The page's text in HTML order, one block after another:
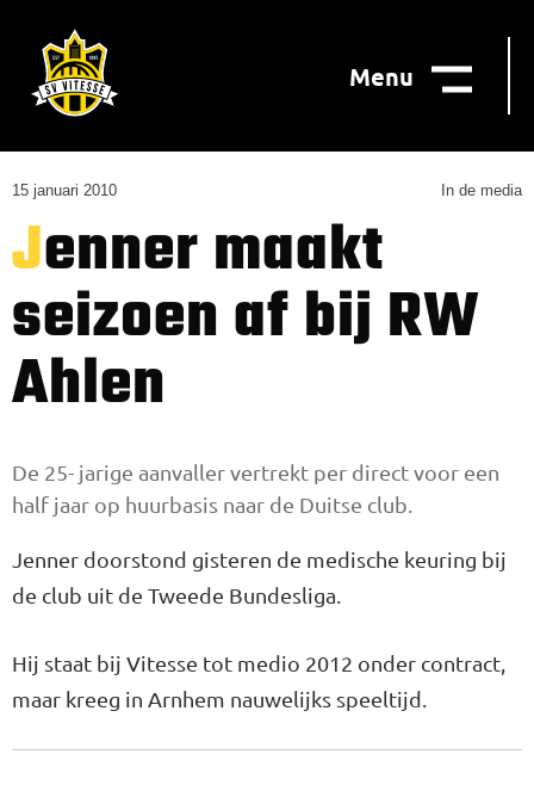
Menu
15 januari 2010 In de media
Jenner maakt
seizoen af bij RW
Ahlen
De 25- jarige aanvaller vertrekt per direct voor een
half jaar op huurbasis naar de Duitse club.
Jenner doorstond gisteren de medische keuring bij
de club uit de Tweede Bundesliga.
Hij staat bij Vitesse tot medio 2012 onder con­tract,
maar kreeg in Arnhem nau­welijks speeltijd.